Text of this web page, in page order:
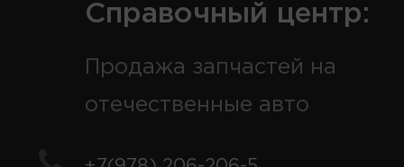
Справочный центр:
Продажа запчастей на
отечественные авто